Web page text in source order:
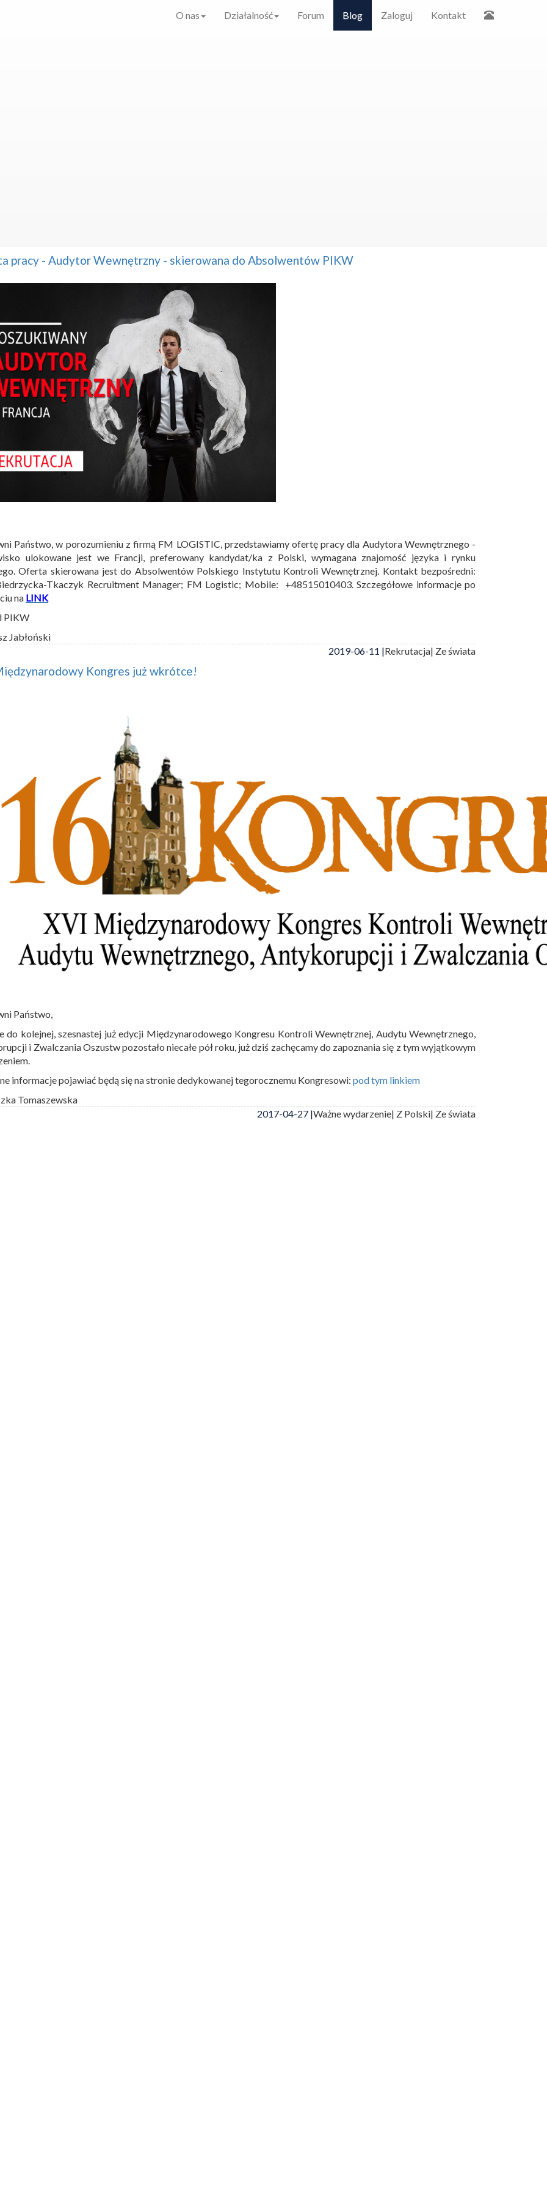
O nas Działalność Forum Blog Zaloguj Kontakt
pracy - Audytor Wewnętrzny - skierowana do Absolwentów PIKW
Państwo, w porozumieniu z firmą FM LOGISTIC, przedstawiamy ofertę pracy dla Audytora Wewnętrznego -
ulokowane jest we Francji, preferowany kandydat/ka z Polski, wymagana znajomość języka i rynku
Oferta skierowana jest do Absolwentów Polskiego Instytutu Kontroli Wewnętrznej. Kontakt bezpośredni:
Tkaczyk Recruitment Manager; FM Logistic; Mobile: +48515010403. Szczegółowe informacje po
na LINK
PIKW
Jabłoński
2019-06-11 |Rekrutacja| Ze świata
Kongres już wkrótce!
Państwo,
do kolejnej, szesnastej już edycji Międzynarodowego Kongresu Kontroli Wewnętrznej, Audytu Wewnętrznego,
i Zwalczania Oszustw pozostało niecałe pół roku, już dziś zachęcamy do zapoznania się z tym wyjątkowym
informacje pojawiać będą się na stronie dedykowanej tegorocznemu Kongresowi: pod tym linkiem
Tomaszewska
2017-04-27 |Ważne wydarzenie| Z Polski| Ze świata